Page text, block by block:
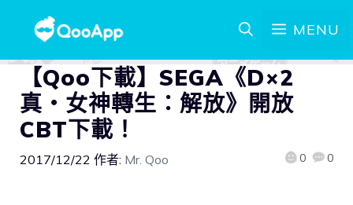
MENU
【Qoo下載】SEGA《D×2
真・女神轉生：解放》開放
CBT下載！
2017/12/22 作者: Mr. Qoo 0 0